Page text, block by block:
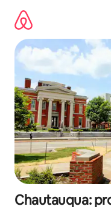
sadržaj
Chautauqua: